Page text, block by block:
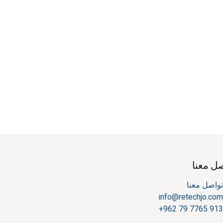
معنا
تواصل معنا
info@retechjo.com
+962 79 7765 913